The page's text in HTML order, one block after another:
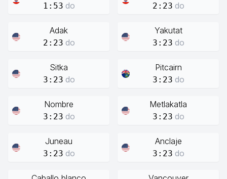
1:53 do 2:23 do
Adak
2:23 do
Yakutat
3:23 do
Sitka
3:23 do
Pitcairn
3:23 do
Nombre
3:23 do
Metlakatla
3:23 do
Juneau
3:23 do
Anclaje
3:23 do